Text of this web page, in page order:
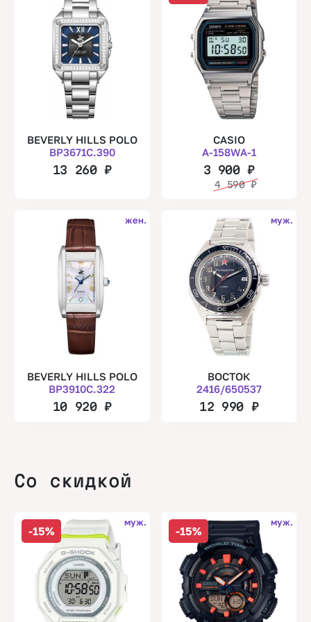
BEVERLY HILLS POLO
BP3671C.390
13 260₽
CASIO
A-158WA-1
3 900₽
4 590₽
жен.
BEVERLY HILLS POLO
BP3910C.322
10 920₽
муж.
ВОСТОК
2416/650537
12 990 ₽
Со скидкой
-15%
муж.
-15%
муж.